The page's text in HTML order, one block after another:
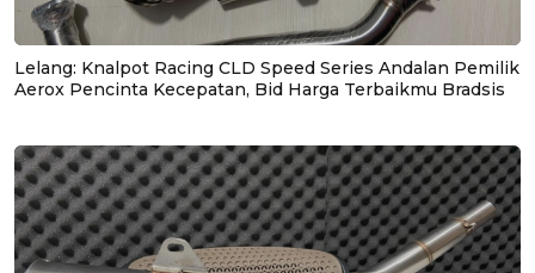
Lelang: Knalpot Racing CLD Speed Series Andalan Pemilik
Aerox Pencinta Kecepatan, Bid Harga Terbaikmu Bradsis